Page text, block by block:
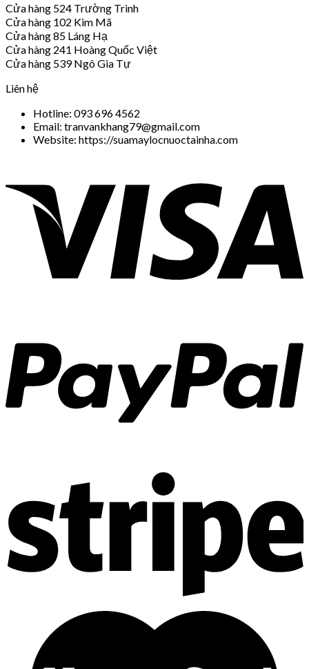
Cửa hàng 524 Trường Trinh
Cửa hàng 102 Kim Mã
Cửa hàng 85 Láng Hạ
Cửa hàng 241 Hoàng Quốc Việt
Cửa hàng 539 Ngô Gia Tự
Liên hệ
Hotline: 093 696 4562
Email: tranvankhang79@gmail.com
Website: https://suamaylocnuoctainha.com